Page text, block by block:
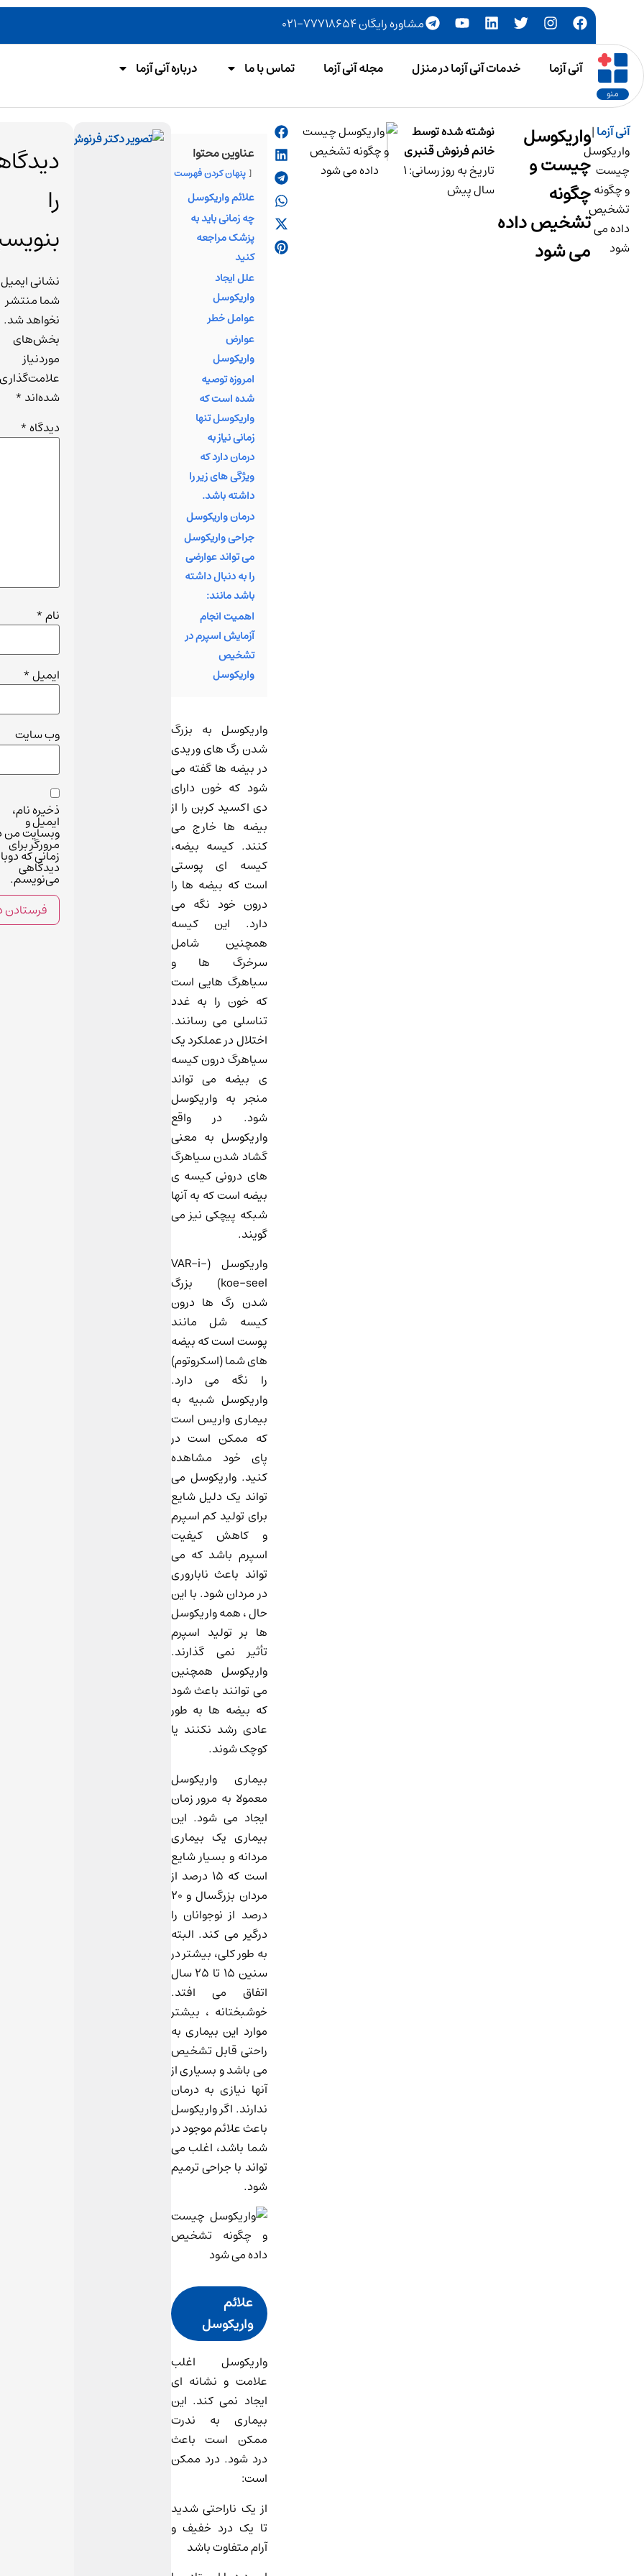
مشاوره رایگان ۷۷۷۱۸۶۵۴-۰۲۱
منو
آنی آزما خدمات آنی آزما در منزل مجله آنی آزما تماس با ما درباره آنی آزما
آنی آزما|
واریکوسل
چیست
و چگونه
تشخیص
داده می
شود
واریکوسل
چیست و
چگونه
تشخیص داده
می شود
نوشته شده توسط
خانم فرنوش قنبری
تاریخ به روز رسانی: 1
سال پیش
عناوین محتوا
پنهان کردن فهرست
علائم واریکوسل
چه زمانی باید به
پزشک مراجعه
کنید
علل ایجاد
واریکوسل
عوامل خطر
عوارض
واریکوسل
امروزه توصیه
شده است که
واریکوسل تنها
زمانی نیاز به
درمان دارد که
ویژگی های زیر را
داشته باشد.
درمان واریکوسل
جراحی واریکوسل
می تواند عوارضی
را به دنبال داشته
باشد مانند:
اهمیت انجام
آزمایش اسپرم در
تشخیص
واریکوسل
واریکوسل به بزرگ
شدن رگ های وریدی
در بیضه ها گفته می
شود که خون دارای
دی اکسید کربن را از
بیضه ها خارج می
کنند. کیسه بیضه،
کیسه ای پوستی
است که بیضه ها را
درون خود نگه می
دارد. این کیسه
همچنین شامل
سرخرگ ها و
سیاهرگ هایی است
که خون را به غدد
تناسلی می رسانند.
اختلال در عملکرد یک
سیاهرگ درون کیسه
ی بیضه می تواند
منجر به واریکوسل
شود. در واقع
واریکوسل به معنی
گشاد شدن سیاهرگ
های درونی کیسه ی
بیضه است که به آنها
شبکه پیچکی نیز می
گویند.
واریکوسل (VAR-i-
koe-seel) بزرگ
شدن رگ ها درون
کیسه شل مانند
پوست است که بیضه
های شما (اسکروتوم)
را نگه می دارد.
واریکوسل شبیه به
بیماری واریس است
که ممکن است در
پای خود مشاهده
کنید. واریکوسل می
تواند یک دلیل شایع
برای تولید کم اسپرم
و کاهش کیفیت
اسپرم باشد که می
تواند باعث ناباروری
در مردان شود. با این
حال ، همه واریکوسل
ها بر تولید اسپرم
تأثیر نمی گذارند.
واریکوسل همچنین
می توانند باعث شود
که بیضه ها به طور
عادی رشد نکنند یا
کوچک شوند.
بیماری واریکوسل
معمولا به مرور زمان
ایجاد می شود. این
بیماری یک بیماری
مردانه و بسیار شایع
است که ۱۵ درصد از
مردان بزرگسال و ۲۰
درصد از نوجوانان را
درگیر می کند. البته
به طور کلی، بیشتر در
سنین ۱۵ تا ۲۵ سال
اتفاق می افتد.
خوشبختانه ، بیشتر
موارد این بیماری به
راحتی قابل تشخیص
می باشد و بسیاری از
آنها نیازی به درمان
ندارند. اگر واریکوسل
باعث علائم موجود در
شما باشد، اغلب می
تواند با جراحی ترمیم
شود.
علائم
واریکوسل
واریکوسل اغلب
علامت و نشانه ای
ایجاد نمی کند. این
بیماری به ندرت
ممکن است باعث
درد شود. درد ممکن
است:
از یک ناراحتی شدید
تا یک درد خفیف و
آرام متفاوت باشد
را
نشانی ایمیل
شما منتشر
نخواهد شد.
بخش‌های
موردنیاز
علامت‌گذاری
شده‌اند*
دیدگاه*
نام*
ایمیل*
وب‌ سایت
ذخیره نام،
ایمیل و
وبسایت من
مرورگر برای
زمانی که
دیدگاهی
می‌نویسم.